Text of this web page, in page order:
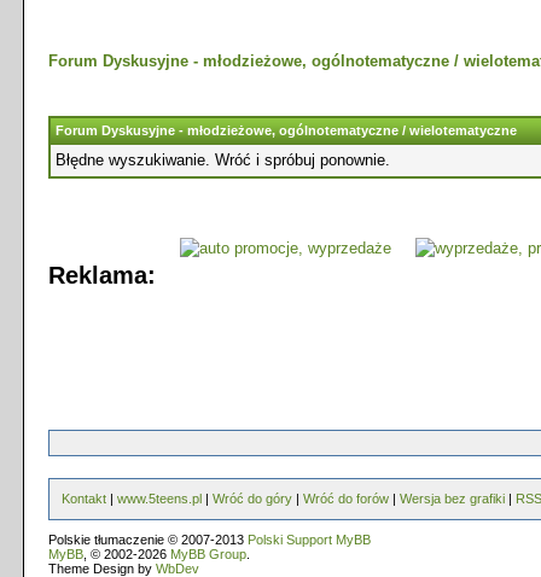
Forum Dyskusyjne - młodzieżowe, ogólnotematyczne /
Forum Dyskusyjne - młodzieżowe, ogólnotematyczne / wielotematyczne
Błędne wyszukiwanie. Wróć i spróbuj ponownie.
Reklama:
Kontakt | www.5teens.pl | Wróć do góry | Wróć do forów | Wersja bez grafiki | RSS
Polskie tłumaczenie © 2007-2013 Polski Support MyBB
MyBB , © 2002-2026 MyBB Group
Theme Design by WbDev